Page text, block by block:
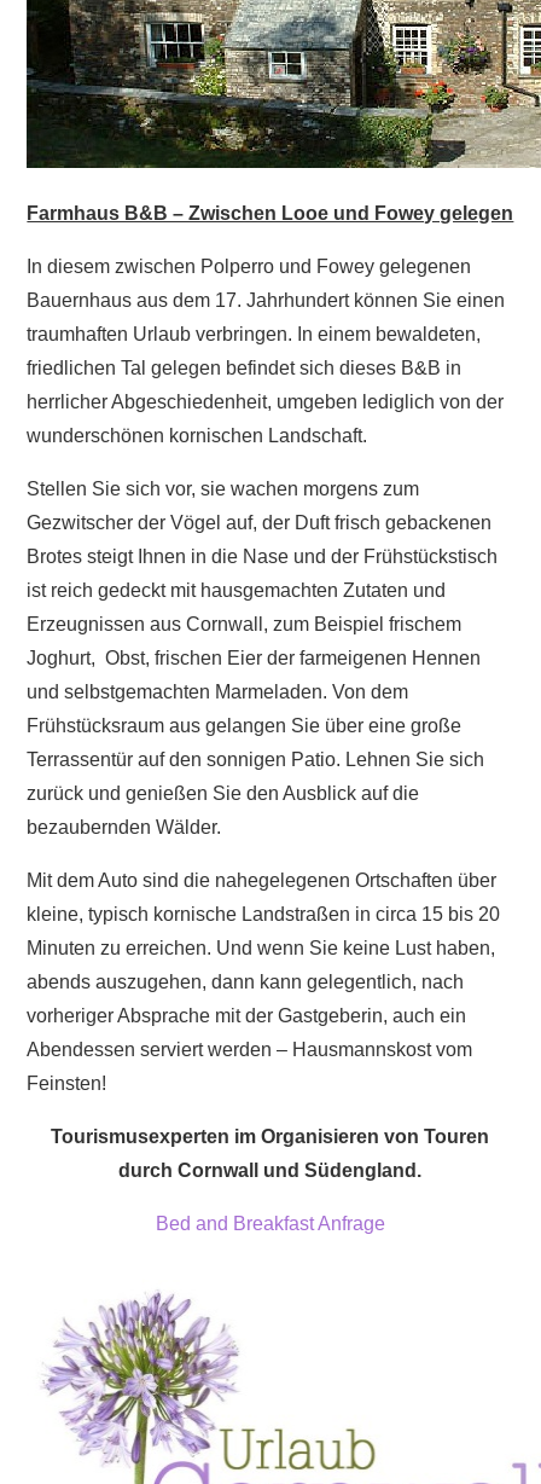
Farmhaus B&B – Zwischen Looe und Fowey gelegen
In diesem zwischen Polperro und Fowey gelegenen
Bauernhaus aus dem 17. Jahrhundert können Sie einen
traumhaften Urlaub verbringen. In einem bewaldeten,
friedlichen Tal gelegen befindet sich dieses B&B in
herrlicher Abgeschiedenheit, umgeben lediglich von der
wunderschönen kornischen Landschaft.
Stellen Sie sich vor, sie wachen morgens zum
Gezwitscher der Vögel auf, der Duft frisch gebackenen
Brotes steigt Ihnen in die Nase und der Frühstückstisch
ist reich gedeckt mit hausgemachten Zutaten und
Erzeugnissen aus Cornwall, zum Beispiel frischem
Joghurt, Obst, frischen Eier der farmeigenen Hennen
und selbstgemachten Marmeladen. Von dem
Frühstücksraum aus gelangen Sie über eine große
Terrassentür auf den sonnigen Patio. Lehnen Sie sich
zurück und genießen Sie den Ausblick auf die
bezaubernden Wälder.
Mit dem Auto sind die nahegelegenen Ortschaften über
kleine, typisch kornische Landstraßen in circa 15 bis 20
Minuten zu erreichen. Und wenn Sie keine Lust haben,
abends auszugehen, dann kann gelegentlich, nach
vorheriger Absprache mit der Gastgeberin, auch ein
Abendessen serviert werden – Hausmannskost vom
Feinsten!
Tourismusexperten im Organisieren von Touren
durch Cornwall und Südengland.
Bed and Breakfast Anfrage